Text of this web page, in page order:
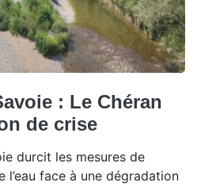
: Le Chéran
de crise
durcit les mesures de
l’eau face à une dégradation